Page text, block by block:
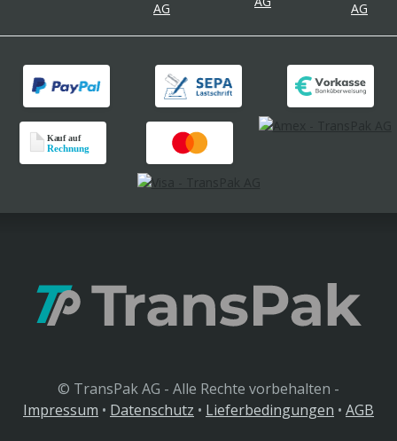
© TransPak AG - Alle Rechte vorbehalten -
Impressum • Datenschutz • Lieferbedingungen • AGB